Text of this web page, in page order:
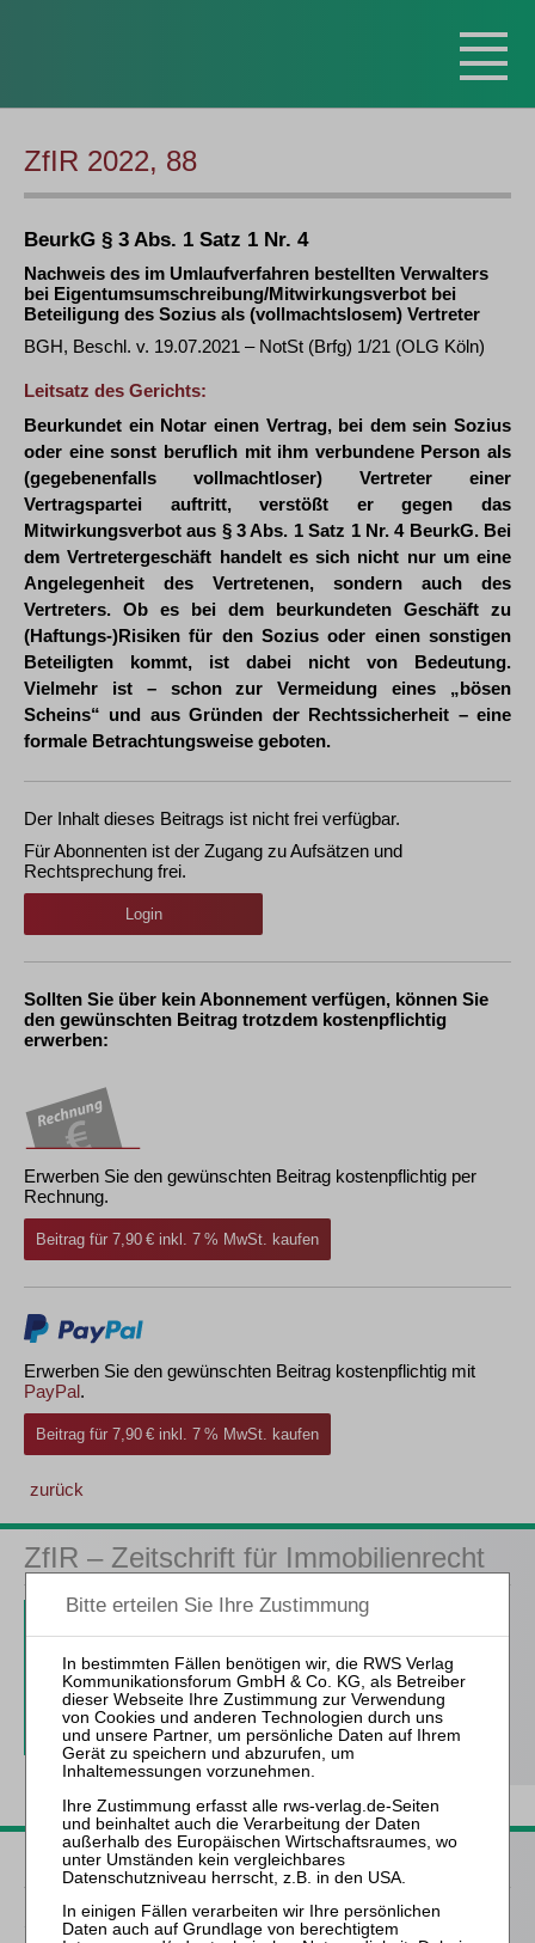
ZfIR 2022, 88
BeurkG § 3 Abs. 1 Satz 1 Nr. 4
Nachweis des im Umlaufverfahren bestellten Verwalters
bei Eigentumsumschreibung/Mitwirkungsverbot bei
Beteiligung des Sozius als (vollmachtslosem) Vertreter
BGH, Beschl. v. 19.07.2021 – NotSt (Brfg) 1/21 (OLG Köln)
Leitsatz des Gerichts:
Beurkundet ein Notar einen Vertrag, bei dem sein Sozius
oder eine sonst beruflich mit ihm verbundene Person als
(gegebenenfalls vollmachtloser) Vertreter einer
Vertragspartei auftritt, verstößt er gegen das
Mitwirkungsverbot aus § 3 Abs. 1 Satz 1 Nr. 4 BeurkG. Bei
dem Vertretergeschäft handelt es sich nicht nur um eine
Angelegenheit des Vertretenen, sondern auch des
Vertreters. Ob es bei dem beurkundeten Geschäft zu
(Haftungs-)Risiken für den Sozius oder einen sonstigen
Beteiligten kommt, ist dabei nicht von Bedeutung.
Vielmehr ist – schon zur Vermeidung eines „bösen
Scheins“ und aus Gründen der Rechtssicherheit – eine
formale Betrachtungsweise geboten.
Der Inhalt dieses Beitrags ist nicht frei verfügbar.
Für Abonnenten ist der Zugang zu Aufsätzen und
Rechtsprechung frei.
Login
Sollten Sie über kein Abonnement verfügen, können Sie
den gewünschten Beitrag trotzdem kostenpflichtig
erwerben:
Erwerben Sie den gewünschten Beitrag kostenpflichtig per
Rechnung.
Beitrag für 7,90 € inkl. 7 % MwSt. kaufen
Erwerben Sie den gewünschten Beitrag kostenpflichtig mit
PayPal.
Beitrag für 7,90 € inkl. 7 % MwSt. kaufen
zurück
ZfIR – Zeitschrift für Immobilienrecht
3 Ausgaben als kostenfreies Probe-Abo
inkl. 14 Tage kostenfreie ZfIR-
online-Nutzung
Probe-Abo bestellen
Passende Bücher
Sahrmann